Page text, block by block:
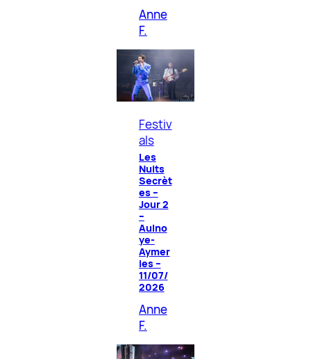
Anne
F.
Festiv
als
Les
Nuits
Secrèt
es –
Jour 2
–
Aulno
ye-
Aymer
ies –
11/07/
2026
Anne
F.